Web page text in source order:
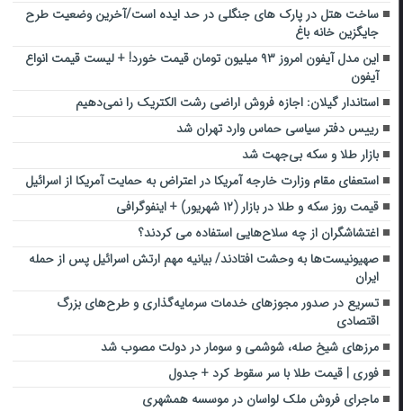
ساخت هتل در پارک های جنگلی در حد ایده است/آخرین وضعیت طرح
جایگزین خانه باغ
این مدل آیفون امروز ۹۳ میلیون تومان قیمت خورد! + لیست قیمت انواع
آیفون
استاندار گیلان: اجازه فروش اراضی رشت الکتریک را نمی‌دهیم
رییس دفتر سیاسی حماس وارد تهران شد
بازار طلا و سکه بی‌جهت شد
استعفای مقام وزارت خارجه آمریکا در اعتراض به حمایت آمریکا از اسرائیل
قیمت روز سکه و طلا در بازار (۱۲ شهریور) + اینفوگرافی
اغتشاشگران از چه سلاح‌هایی استفاده می کردند؟
صهیونیست‌ها به وحشت افتادند/ بیانیه مهم ارتش اسرائیل پس از حمله
ایران
تسریع در صدور مجوزهای خدمات سرمایه‌گذاری و طرح‌های بزرگ
اقتصادی
مرزهای شیخ صله، شوشمی و سومار در دولت مصوب شد
فوری | قیمت طلا با سر سقوط کرد + جدول
ماجرای فروش ملک لواسان در موسسه همشهری